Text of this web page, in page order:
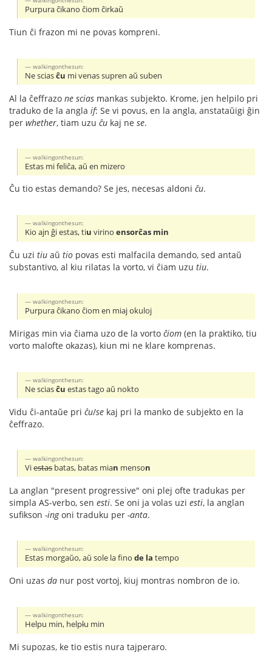
Purpura ĉikano ĉiom ĉirkaŭ
Tiun ĉi frazon mi ne povas kompreni.
walkingonthesun:
Ne sciasĉu mi venas supren aŭ suben
Al la ĉeffrazo ne scias mankas subjekto. Krome, jen helpilo pri
traduko de la angla if: Se vi povus, en la angla, anstataŭigi ĝin
per whether, tiam uzu ĉu kaj ne se.
walkingonthesun:
Estas mi feliĉa, aŭ en mizero
Ĉu tio estas demando? Se jes, necesas aldoni ĉu.
walkingonthesun:
Kio ajn ĝi estas, tiu virinoensorĉas min
Ĉu uzi tiu aŭ tio povas esti malfacila demando, sed antaŭ
substantivo, al kiu rilatas la vorto, vi ĉiam uzu tiu.
walkingonthesun:
Purpura ĉikano ĉiom en miaj okuloj
Mirigas min via ĉiama uzo de la vorto ĉiom (en la praktiko, tiu
vorto malofte okazas), kiun mi ne klare komprenas.
walkingonthesun:
Ne sciasĉu estas tago aŭ nokto
Vidu ĉi-antaŭe pri ĉu/se kaj pri la manko de subjekto en la
ĉeffrazo.
walkingonthesun:
Viestasbatas, batas mian menson
La anglan "present progressive" oni plej ofte tradukas per
simpla AS-verbo, sen esti. Se oni ja volas uzi esti, la anglan
sufikson -ingoni traduku per -anta.
walkingonthesun:
Estas morgaŭo, aŭ sole la finode la tempo
Oni uzas da nur post vortoj, kiuj montras nombron de io.
walkingonthesun:
Helpu min, helplu min
Mi supozas, ke tio estis nura tajperaro.